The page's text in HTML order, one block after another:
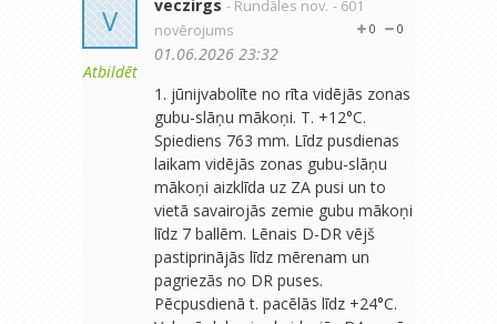
V
Atbildēt
veczirgs - Rundāles nov. - 601
novērojums
0
0
01.06.2026 23:32
1. jūnijvabolīte no rīta vidējās zonas
gubu-slāņu mākoņi. T. +12°C.
Spiediens 763 mm. Līdz pusdienas
laikam vidējās zonas gubu-slāņu
mākoņi aizklīda uz ZA pusi un to
vietā savairojās zemie gubu mākoņi
līdz 7 ballēm. Lēnais D-DR vējš
pastiprinājās līdz mērenam un
pagriezās no DR puses.
Pēcpusdienā t. pacēlās līdz +24°C.